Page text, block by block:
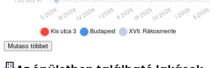
Mutass többet